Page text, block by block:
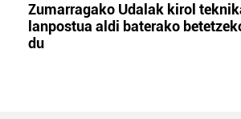
Zumarragako Udalak kirol
lanpostua aldi baterako
du